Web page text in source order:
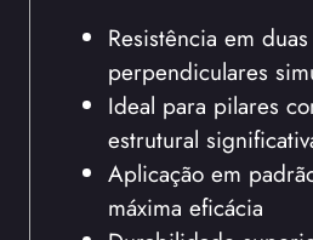
Resistência em
perpendiculares
Ideal para pilares
estrutural
Aplicação em
máxima eficácia